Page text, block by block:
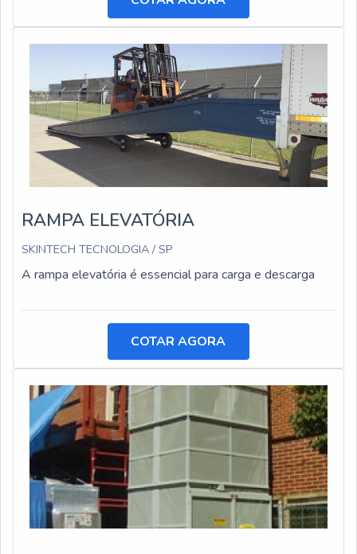
RAMPA ELEVATÓRIA
SKINTECH TECNOLOGIA / SP
A rampa elevatória é essencial para carga e descarga
COTAR AGORA